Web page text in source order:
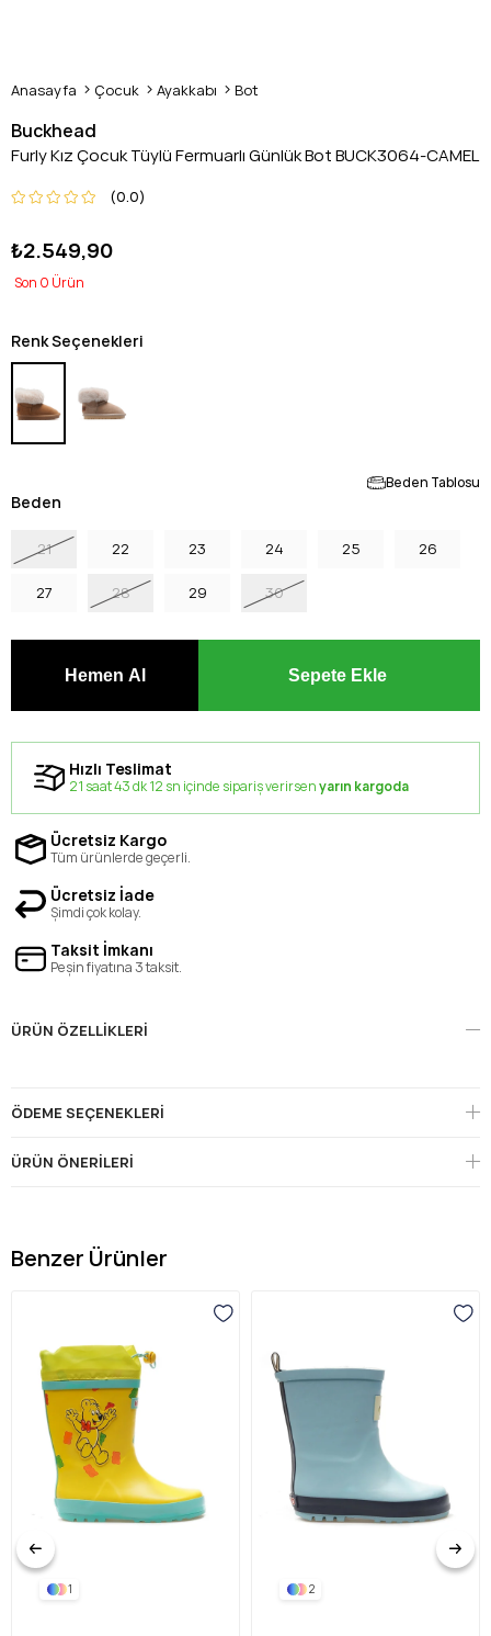
Anasayfa Çocuk Ayakkabı Bot
Buckhead
Furly Kız Çocuk Tüylü Fermuarlı Günlük Bot BUCK3064-CAMEL
0.0
₺2.549,90
0
Renk Seçenekleri
Beden Tablosu
Beden
21 22 23 24 25 26
27 28 29 30
Hızlı Teslimat
21 saat 43 dk 12 sn içinde sipariş verirsenyarın kargoda
Ücretsiz Kargo
Tüm ürünlerde geçerli.
Ücretsiz İade
Şimdi çok kolay.
Taksit İmkanı
Peşin fiyatına 3 taksit.
ÜRÜN ÖZELLIKLERI
ÖDEME SEÇENEKLERI
ÜRÜN ÖNERILERI
Benzer Ürünler
1 2